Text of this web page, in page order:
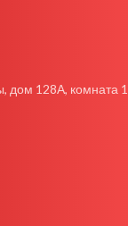
дом 128А, комната 1